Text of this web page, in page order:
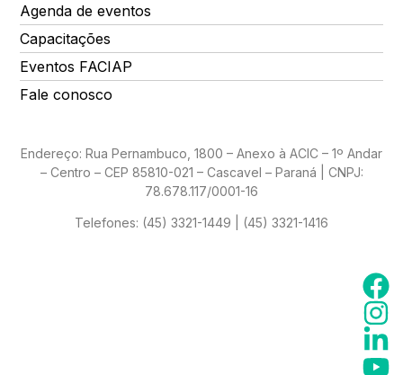
Agenda de eventos
Capacitações
Eventos FACIAP
Fale conosco
Endereço: Rua Pernambuco, 1800 – Anexo à ACIC – 1º Andar
– Centro – CEP 85810-021 – Cascavel – Paraná | CNPJ:
78.678.117/0001-16
Telefones: (45) 3321-1449 | (45) 3321-1416